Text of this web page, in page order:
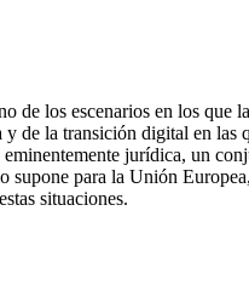
de los escenarios en los
de la transición digital en las
jurídica, un
supone para la Unión
situaciones.